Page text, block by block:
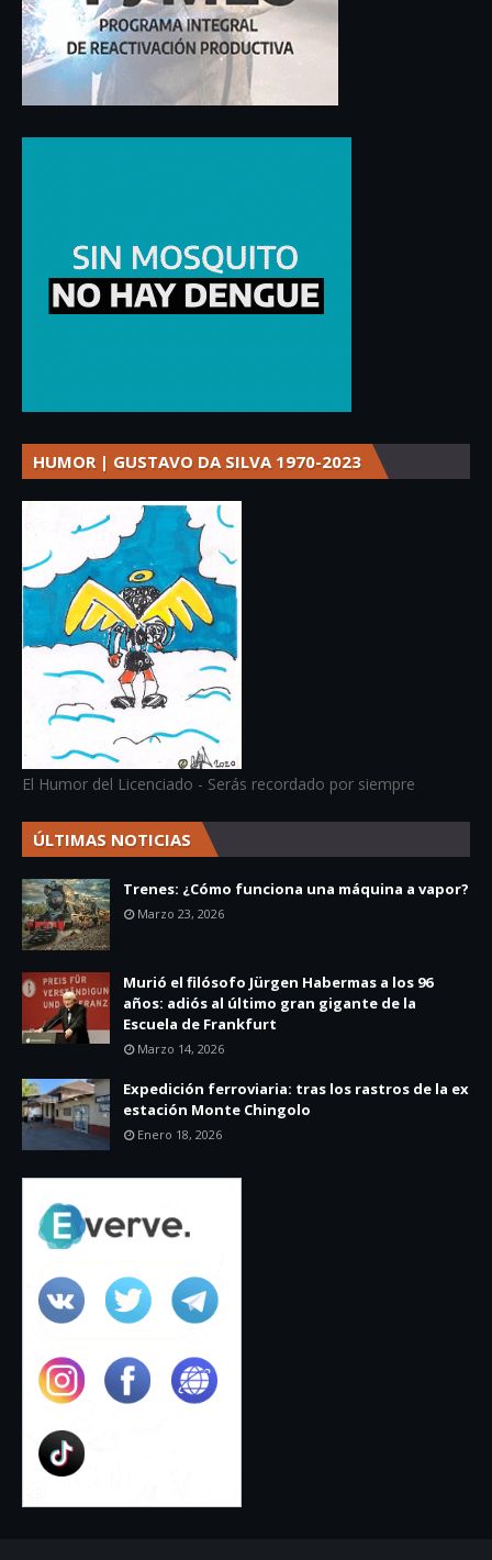
HUMOR | GUSTAVO DA SILVA 1970-2023
El Humor del Licenciado - Serás recordado por siempre
ÚLTIMAS NOTICIAS
Trenes: ¿Cómo funciona una máquina a vapor?
Marzo 23, 2026
Murió el filósofo Jürgen Habermas a los 96
años: adiós al último gran gigante de la
Escuela de Frankfurt
Marzo 14, 2026
Expedición ferroviaria: tras los rastros de la ex
estación Monte Chingolo
Enero 18, 2026